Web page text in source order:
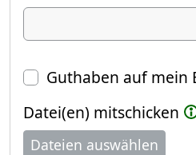
Datum
Guthaben auf mein
Datei(en) mitschicken
Dateien auswählen